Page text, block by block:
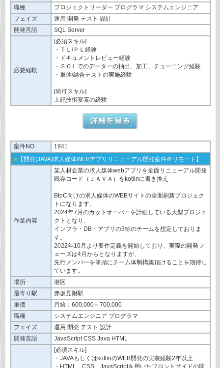
職種
プロジェクトリーダー プログラマ システムエンジニア
フェイズ
運用 開発 テスト 設計
開発言語
SQL Server
必要経験
[必須スキル]
・ＴＬ/ＰＬ経験
・ドキュメントレビュー経験
・ＳＱＬでのデーターの抽出、加工、チューニング経験
・単体/結合テストの実施経験
[尚可スキル]
上記技術要素の経験
案件NO 1941
» 【開発(JAVA)求人媒体WEBアプリリニューアル開発案件＠リモート】
作業内容
某人材企業の求人媒体webアプリを全面リニューアル開発
既存コード（ＪＡＶＡ）をkotlinに書き換え
BtoC向けの求人媒体のWEBサイトの全面刷新プロジェク
トになります。
2024年7月のカットオーバーを計画している大型プロジェ
クトとなり、
インフラ・DB・アプリの3軸のチームを想定しておりま
す。
2022年10月より要件定義を開始しており、実際の開発フ
ェーズは4月からとなりますが、
先行メンバーを筆頭にチーム体制構築頂けることを期待し
ています。
場所
港区
最寄り駅
赤坂見附駅
単価
月給：600,000～700,000
職種
システムエンジニア プログラマ
フェイズ
運用 開発 テスト 設計
開発言語
JavaScript CSS Java HTML
[必須スキル]
・JAVAもしくはkotlinのWEB開発の実装経験2年以上
・HTML、CSS、JavaScriptを用いたフロントサイドの開